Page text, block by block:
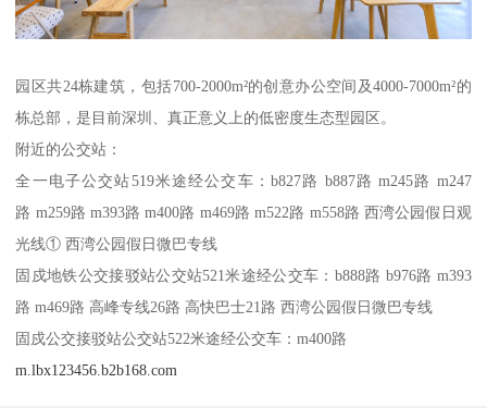
园区共24栋建筑，包括700-2000m²的创意办公空间及4000-7000m²的
栋总部，是目前深圳、真正意义上的低密度生态型园区。
附近的公交站：
全一电子公交站519米途经公交车：b827路 b887路 m245路 m247
路 m259路 m393路 m400路 m469路 m522路 m558路 西湾公园假日观
光线① 西湾公园假日微巴专线
固戍地铁公交接驳站公交站521米途经公交车：b888路 b976路 m393
路 m469路 高峰专线26路 高快巴士21路 西湾公园假日微巴专线
固戍公交接驳站公交站522米途经公交车：m400路
m.lbx123456.b2b168.com